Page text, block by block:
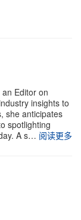
Editor on
insights to
she anticipates
spotlighting
A s… 阅读更多